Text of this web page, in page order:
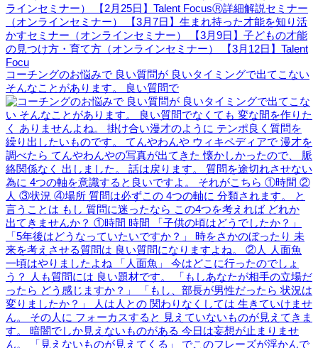
コーチングのお悩みで 良い質問が 良いタイミングで出てこない
そんなことがあります。 良い質問で